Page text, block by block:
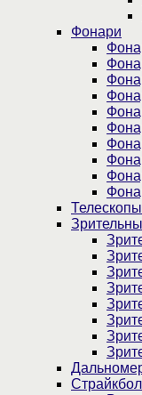
Фонари
Телескопы